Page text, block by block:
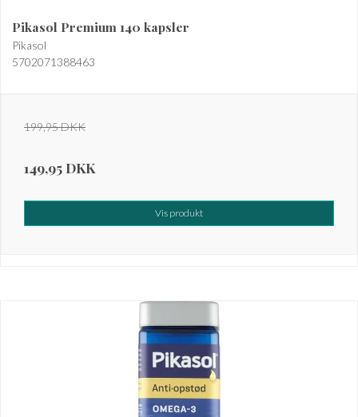
Pikasol Premium 140 kapsler
Pikasol
5702071388463
199,95 DKK
149,95 DKK
Vis produkt